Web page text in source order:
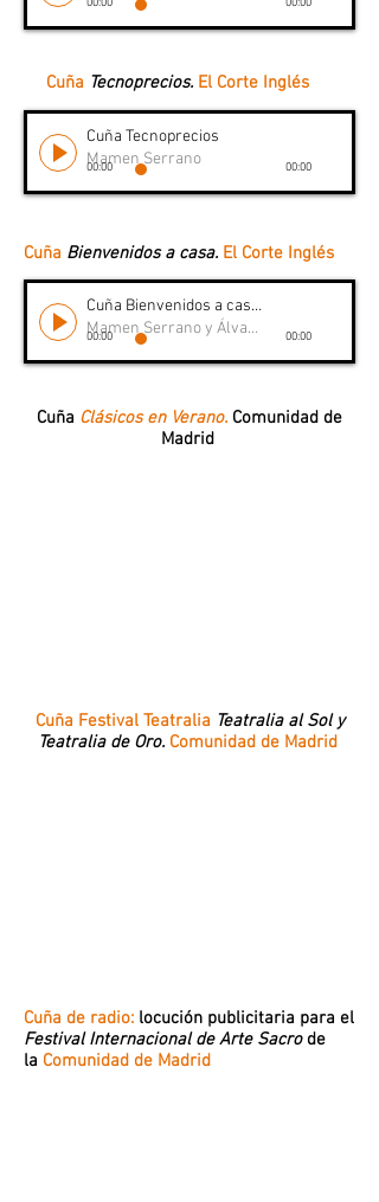
Cuña Tecnoprecios. El Corte Inglés
Cuña Tecnoprecios
Mamen Serrano
00:00 00:00
Cuña Bienvenidos a casa. El Corte Inglés
Cuña Bienvenidos a casa. El Corte Inglés
Mamen Serrano y Álvaro Reina
00:00 00:00
Cuña Clásicos en Verano. Comunidad de
Madrid
Cuña Festival Teatralia Teatralia al Sol y
Teatralia de Oro.Comunidad de Madrid
Cuña de radio: locución publicitaria para el
Festival Internacional de Arte Sacro de
la Comunidad de Madrid